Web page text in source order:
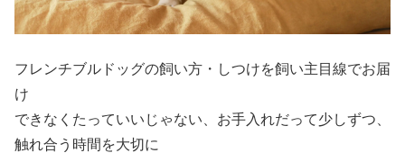
フレンチブルドッグの飼い方・しつけを飼い主目線でお届
け
できなくたっていいじゃない、お手入れだって少しずつ、
触れ合う時間を大切に